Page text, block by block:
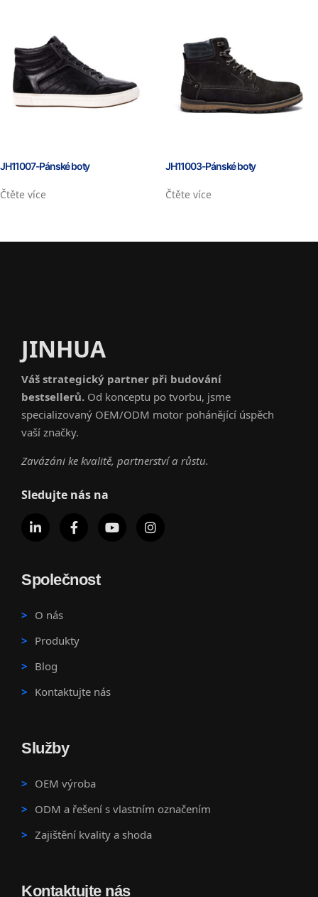
JH11007-Pánské boty
Čtěte více
JH11003-Pánské boty
Čtěte více
JINHUA
Váš strategický partner při budování
bestsellerů. Od konceptu po tvorbu, jsme
specializovaný OEM/ODM motor pohánějící úspěch
vaší značky.
Zavázáni ke kvalitě, partnerství a růstu.
Sledujte nás na
Společnost
O nás
Produkty
Blog
Kontaktujte nás
Služby
OEM výroba
ODM a řešení s vlastním označením
Zajištění kvality a shoda
Kontaktujte nás